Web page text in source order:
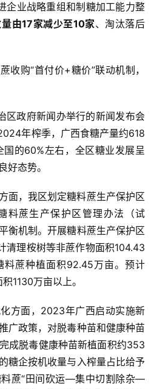
企业战略重组和制糖加工能力整
由17家减少至10家、淘汰落后
收购“首付价+糖价”联动机制，
区政府新闻办举行的新闻发布会
年榨季，广西食糖产量约618
的60%左右，全区糖业发展呈
好态势。
面，我区划定糖料蔗生产保护区
料蔗生产保护区管理办法（试
衡机制。开展糖料蔗生产保护区
清理桉树等非蔗作物面积104.43
料蔗种植面积92.45万亩。预计
1130万亩以上。
方面，2023年广西启动实施新
广政策，对脱毒种苗和健康种苗
成脱毒健康种苗新植面积约353
糖企按机收量与入榨量占比给予
蔗“田间砍运—集中切割除杂—